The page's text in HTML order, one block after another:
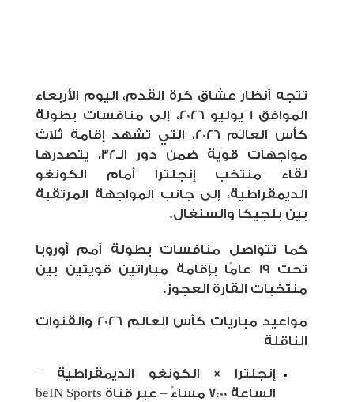
تتجه أنظار عشاق كرة القدم، اليوم الأربعاء
الموافق 1 يوليو 2026، إلى منافسات بطولة
كأس العالم 2026، التي تشهد إقامة ثلاث
مواجهات قوية ضمن دور الـ32، يتصدرها
لقاء منتخب إنجلترا أمام الكونغو
الديمقراطية، إلى جانب المواجهة المرتقبة
بين بلجيكا والسنغال.
كما تتواصل منافسات بطولة أمم أوروبا
تحت 19 عامًا بإقامة مباراتين قويتين بين
منتخبات القارة العجوز.
مواعيد مباريات كأس العالم 2026 والقنوات
الناقلة
إنجلترا × الكونغو الديمقراطية –
الساعة 7:00 مساءً – عبر قناة beIN Sports